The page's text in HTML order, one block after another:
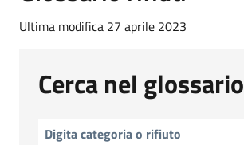
Ultima modifica 27 aprile 2023
Cerca nel glossario